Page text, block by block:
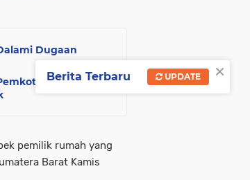
Dugaan
Batam
pemilik rumah yang
Barat Kamis
×
Berita Terbaru UPDATE